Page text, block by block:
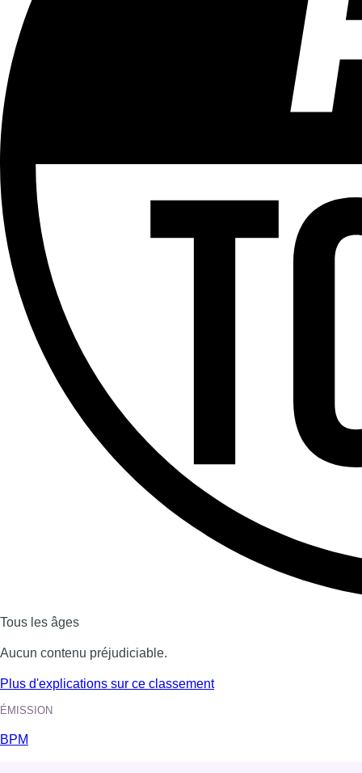
Tous les âges
Aucun contenu préjudiciable.
Plus d'explications sur ce classement
ÉMISSION
BPM